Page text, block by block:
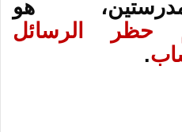
هو
حظر الرسائل
.